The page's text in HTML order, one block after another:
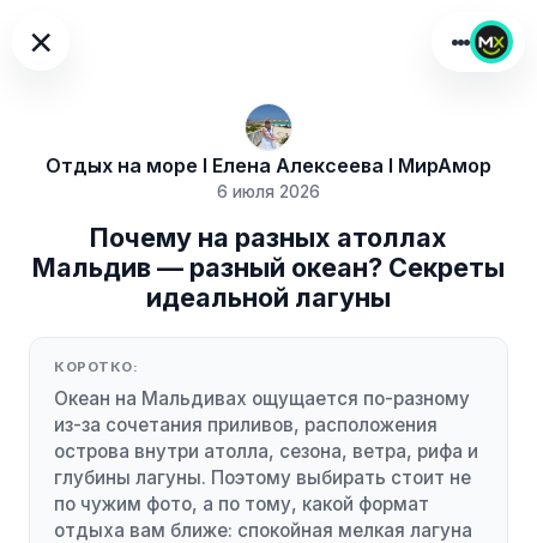
×
Отдых на море I Елена Алексеева I МирАмор
6 июля 2026
Почему на разных атоллах
Мальдив — разный океан? Секреты
идеальной лагуны
КОРОТКО:
Океан на Мальдивах ощущается по-разному
из-за сочетания приливов, расположения
острова внутри атолла, сезона, ветра, рифа и
глубины лагуны. Поэтому выбирать стоит не
по чужим фото, а по тому, какой формат
отдыха вам ближе: спокойная мелкая лагуна